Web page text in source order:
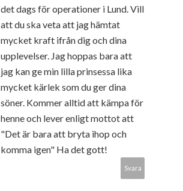
det dags för operationer i Lund. Vill
att du ska veta att jag hämtat
mycket kraft ifrån dig och dina
upplevelser. Jag hoppas bara att
jag kan ge min lilla prinsessa lika
mycket kärlek som du ger dina
söner. Kommer alltid att kämpa för
henne och lever enligt mottot att
"Det är bara att bryta ihop och
komma igen" Ha det gott!
Svara